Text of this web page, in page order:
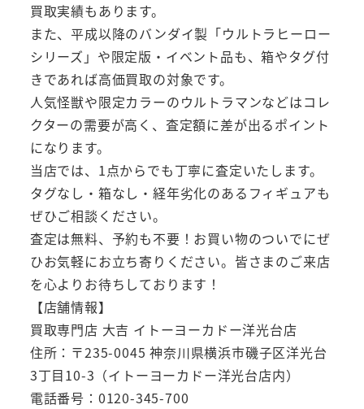
買取実績もあります。
また、平成以降のバンダイ製「ウルトラヒーロー
シリーズ」や限定版・イベント品も、箱やタグ付
きであれば高価買取の対象です。
人気怪獣や限定カラーのウルトラマンなどはコレ
クターの需要が高く、査定額に差が出るポイント
になります。
当店では、1点からでも丁寧に査定いたします。
タグなし・箱なし・経年劣化のあるフィギュアも
ぜひご相談ください。
査定は無料、予約も不要！お買い物のついでにぜ
ひお気軽にお立ち寄りください。皆さまのご来店
を心よりお待ちしております！
【店舗情報】
買取専門店 大吉 イトーヨーカドー洋光台店
住所：〒235-0045 神奈川県横浜市磯子区洋光台
3丁目10-3（イトーヨーカドー洋光台店内）
電話番号：0120-345-700